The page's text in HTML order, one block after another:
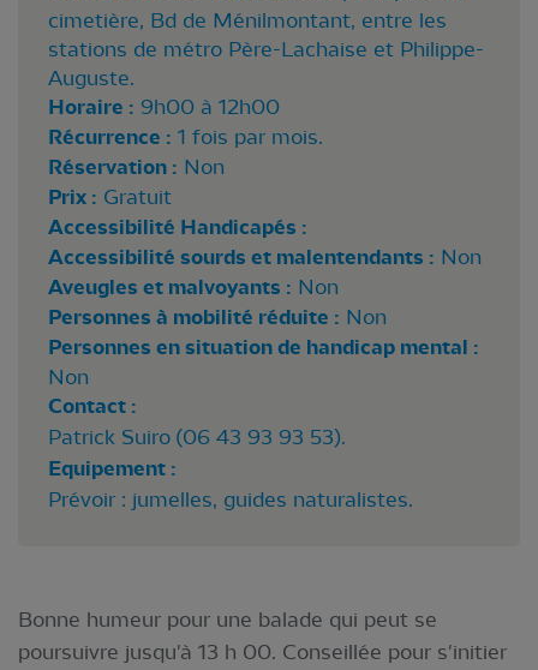
cimetière, Bd de Ménilmontant, entre les
stations de métro Père-Lachaise et Philippe-
Auguste.
Horaire : 9h00 à 12h00
Récurrence : 1 fois par mois.
Réservation : Non
Prix : Gratuit
Accessibilité Handicapés :
Accessibilité sourds et malentendants : Non
Aveugles et malvoyants : Non
Personnes à mobilité réduite : Non
Personnes en situation de handicap mental :
Non
Contact :
Patrick Suiro (06 43 93 93 53).
Equipement :
Prévoir : jumelles, guides naturalistes.
Bonne humeur pour une balade qui peut se
poursuivre jusqu'à 13 h 00. Conseillée pour s'initier